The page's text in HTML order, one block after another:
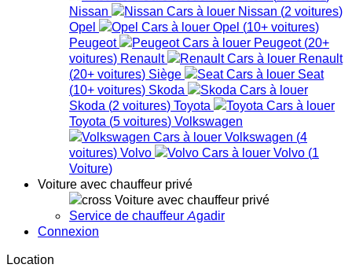
Nissan
Nissan (2 voitures)
Opel
Opel (10+ voitures)
Peugeot
Peugeot (20+
voitures) Renault
Renault
(20+ voitures) Siège
Seat
(10+ voitures) Skoda
Skoda (2 voitures) Toyota
Toyota (5 voitures) Volkswagen
Volkswagen (4
voitures) Volvo Volvo (1
Voiture)
Voiture avec chauffeur privé
Voiture avec chauffeur privé
Service de chauffeur Agadir
Connexion
Location